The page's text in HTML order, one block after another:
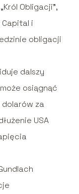
Obligacji”,
Capital i
obligacji
dalszy
osiągnąć
za
USA